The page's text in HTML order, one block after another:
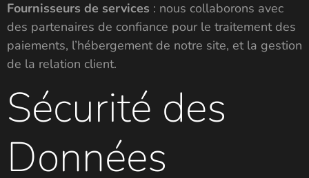
Fournisseurs de services : nous collaborons avec
des partenaires de confiance pour le traitement des
paiements, l’hébergement de notre site, et la gestion
de la relation client.
Sécurité des
Données